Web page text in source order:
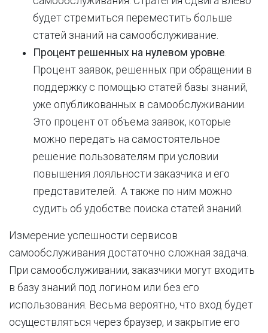
будет стремиться переместить больше
статей знаний на самообслуживание.
Процент решенных на нулевом уровне.
Процент заявок, решенных при обращении в
поддержку с помощью статей базы знаний,
уже опубликованных в самообслуживании.
Это процент от объема заявок, которые
можно передать на самостоятельное
решение пользователям при условии
повышения лояльности заказчика и его
представителей. А также по ним можно
судить об удобстве поиска статей знаний.
Измерение успешности сервисов
самообслуживания достаточно сложная задача.
При самообслуживании, заказчики могут входить
в базу знаний под логином или без его
использования. Весьма вероятно, что вход будет
осуществляться через браузер, и закрытие его